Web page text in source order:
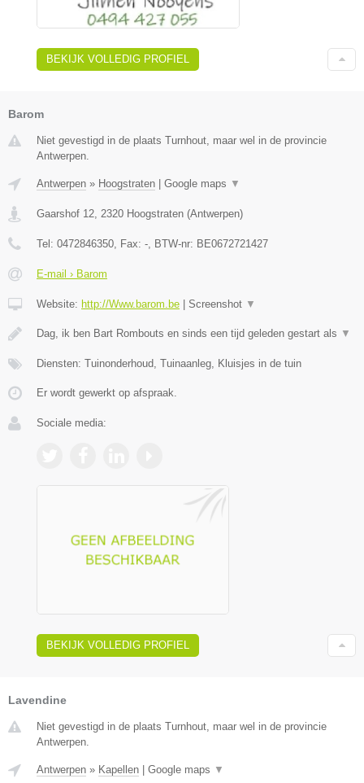
BEKIJK VOLLEDIG PROFIEL
Barom
Niet gevestigd in de plaats Turnhout, maar wel in de provincie
Antwerpen.
Antwerpen » Hoogstraten Google maps ▼
Gaarshof 12, 2320 Hoogstraten (Antwerpen)
Tel: 0472846350, Fax: -, BTW-nr: BE0672721427
E-mail › Barom
Website: http://Www.barom.be Screenshot ▼
Dag, ik ben Bart Rombouts en sinds een tijd geleden gestart als ▼
Diensten: Tuinonderhoud, Tuinaanleg, Kluisjes in de tuin
Er wordt gewerkt op afspraak.
Sociale media:
BEKIJK VOLLEDIG PROFIEL
Lavendine
Niet gevestigd in de plaats Turnhout, maar wel in de provincie
Antwerpen.
Antwerpen » Kapellen Google maps ▼